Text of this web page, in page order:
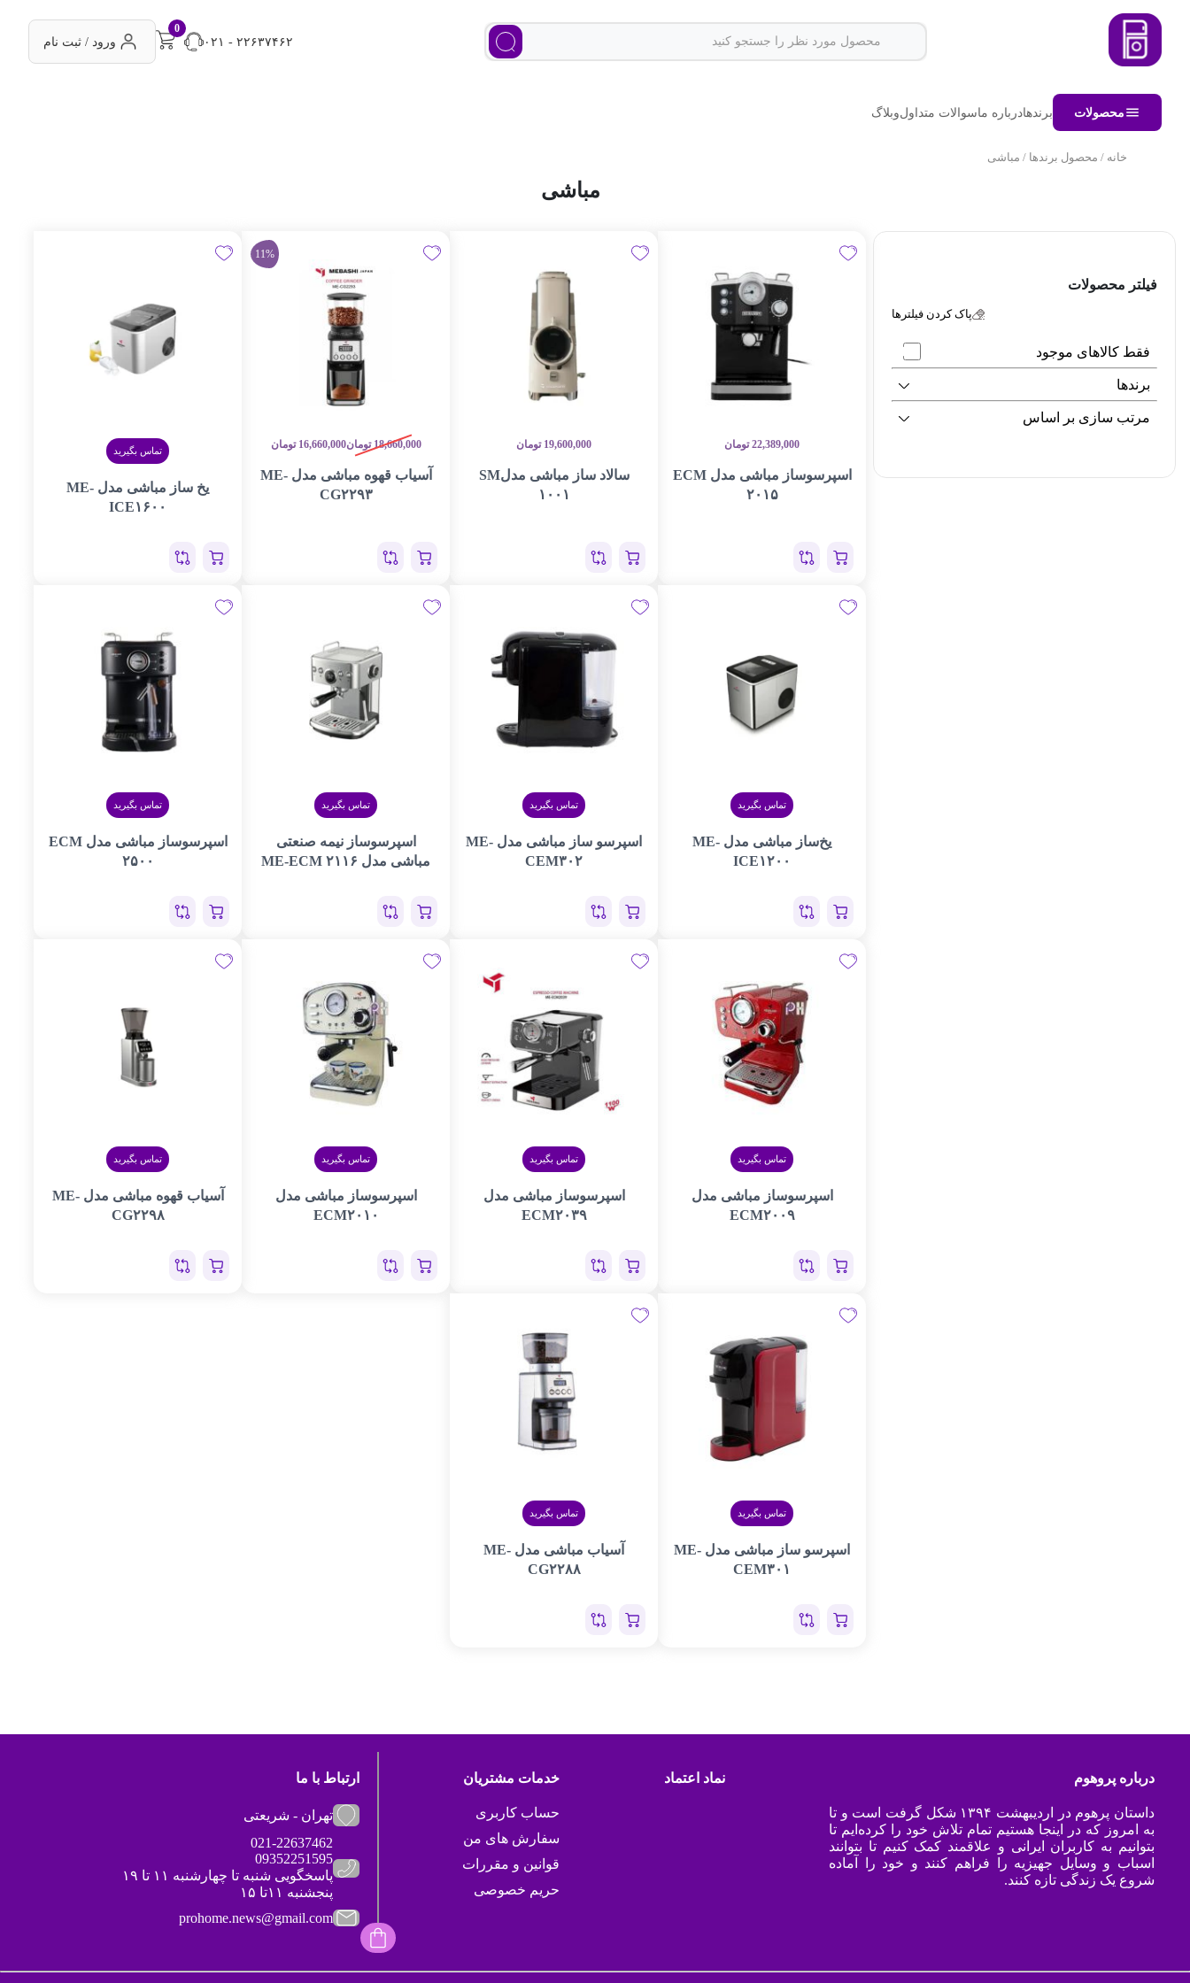
۰۲۱ - ۲۲۶۳۷۴۶۲
0
ورود / ثبت نام
محصولات برندهادرباره ماسوالات متداولوبلاگ
خانه / محصول برندها / مباشی
مباشی
22,389,000 تومان
اسپرسوساز مباشی مدل ECM
۲۰۱۵
19,600,000 تومان
سالاد ساز مباشی مدلSM
۱۰۰۱
11%
18,660,000 تومان16,660,000 تومان
آسیاب قهوه مباشی مدل ME-
CG۲۲۹۳
تماس بگیرید
یخ ساز مباشی مدل ME-
ICE۱۶۰۰
تماس بگیرید
یخ‌ساز مباشی مدل ME-
ICE۱۲۰۰
تماس بگیرید
اسپرسو ساز مباشی مدل ME-
CEM۳۰۲
تماس بگیرید
اسپرسوساز نیمه صنعتی
مباشی مدل ME-ECM ۲۱۱۶
تماس بگیرید
اسپرسوساز مباشی مدل ECM
۲۵۰۰
تماس بگیرید
اسپرسوساز مباشی مدل
ECM۲۰۰۹
تماس بگیرید
اسپرسوساز مباشی مدل
ECM۲۰۳۹
تماس بگیرید
اسپرسوساز مباشی مدل
ECM۲۰۱۰
تماس بگیرید
آسیاب قهوه مباشی مدل ME-
CG۲۲۹۸
تماس بگیرید
اسپرسو ساز مباشی مدل ME-
CEM۳۰۱
تماس بگیرید
آسیاب مباشی مدل ME-
CG۲۲۸۸
فیلتر محصولات
پاک کردن فیلترها
فقط کالاهای موجود
برندها
مرتب سازی بر اساس
درباره پروهوم
داستان پرهوم در اردیبهشت ۱۳۹۴ شکل گرفت است و تا
به امروز که در اینجا هستیم تمام تلاش خود را کرده‌ایم تا
بتوانیم به کاربران ایرانی و علاقمند کمک کنیم تا بتوانند
اسباب و وسایل جهیزیه را فراهم کنند و خود را آماده
شروع یک زندگی تازه کنند.
نماد اعتماد خدمات مشتریان
حساب کاربری
سفارش های من
قوانین و مقررات
حریم خصوصی
ارتباط با ما
تهران - شریعتی
021-22637462
09352251595
پاسخگویی شنبه تا چهارشنبه ۱۱ تا ۱۹
پنجشنبه ۱۱تا ۱۵
prohome.news@gmail.com